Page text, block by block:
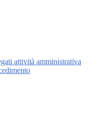
attività amministrativa